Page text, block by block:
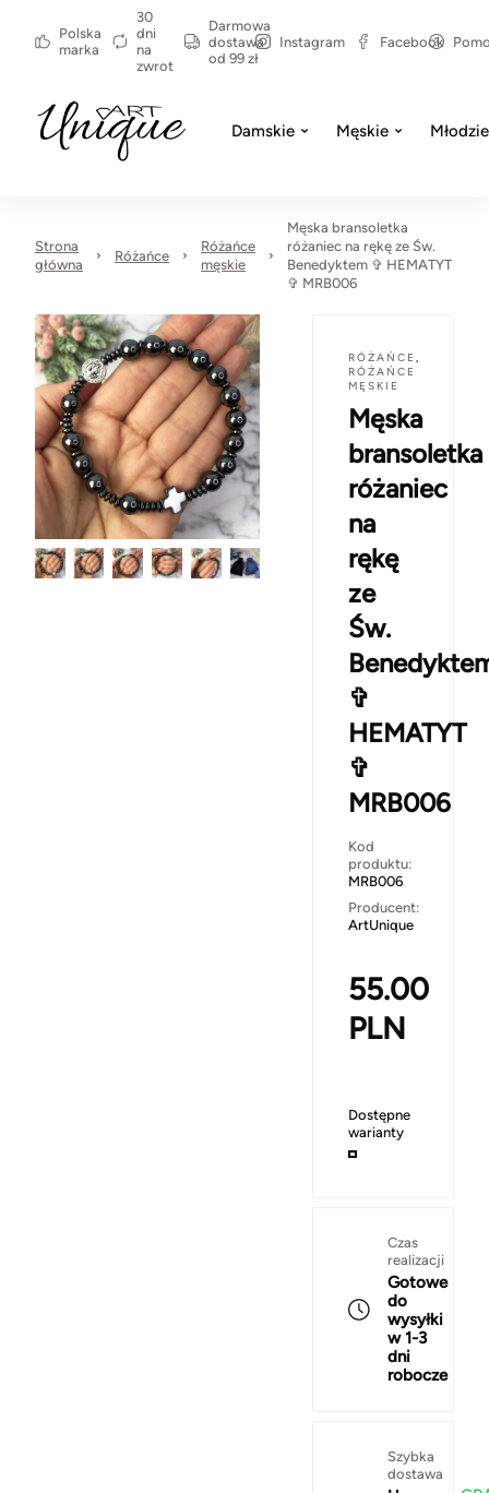
Polska
marka
30
dni
na
zwrot
Darmowa
dostawa
od 99 zł
Instagram Facebook
Damskie Męskie
Strona
główna
Różańce
Różańce
męskie
Męska bransoletka
różaniec na rękę ze Św.
Benedyktem ✞ HEMATYT
✞ MRB006
RÓŻAŃCE,
RÓŻAŃCE
MĘSKIE
Męska
bransoletka
różaniec
na
rękę
ze
Św.
✞
HEMATYT
✞
MRB006
Kod
produktu:
MRB006
Producent:
ArtUnique
55.00
PLN
Dostępne
warianty
Czas
realizacji
Gotowe
do
wysyłki
w 1-3
dni
robocze
Szybka
dostawa